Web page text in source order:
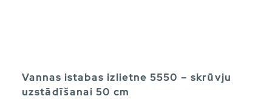
Vannas istabas izlietne 5550 – skrūvju
uzstādīšanai 50 cm